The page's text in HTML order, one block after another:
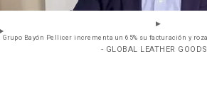
Grupo Bayón Pellicer incrementa un 65% su facturación y
- GLOBAL LEATHER GOODS